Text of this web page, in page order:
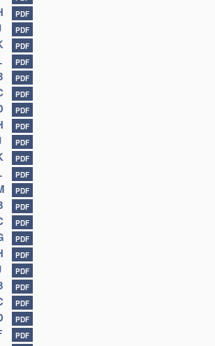
PDF
PDF
PDF
PDF
PDF
PDF
PDF
PDF
PDF
PDF
PDF
PDF
PDF
PDF
PDF
PDF
PDF
PDF
PDF
PDF
PDF